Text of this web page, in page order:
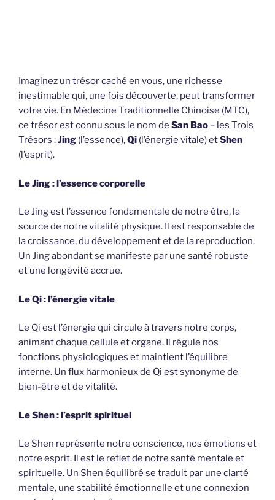
Imaginez un trésor caché en vous, une richesse
inestimable qui, une fois découverte, peut transformer
votre vie. En Médecine Traditionnelle Chinoise (MTC),
ce trésor est connu sous le nom de San Bao – les Trois
Trésors :Jing (l’essence),Qi (l’énergie vitale) etShen
(l’esprit).
Le Jing : l’essence corporelle
Le Jing est l’essence fondamentale de notre être, la
source de notre vitalité physique. Il est responsable de
la croissance, du développement et de la reproduction.
Un Jing abondant se manifeste par une santé robuste
et une longévité accrue.
Le Qi : l’énergie vitale
Le Qi est l’énergie qui circule à travers notre corps,
animant chaque cellule et organe. Il régule nos
fonctions physiologiques et maintient l’équilibre
interne. Un flux harmonieux de Qi est synonyme de
bien-être et de vitalité.
Le Shen : l’esprit spirituel
Le Shen représente notre conscience, nos émotions et
notre esprit. Il est le reflet de notre santé mentale et
spirituelle. Un Shen équilibré se traduit par une clarté
mentale, une stabilité émotionnelle et une connexion